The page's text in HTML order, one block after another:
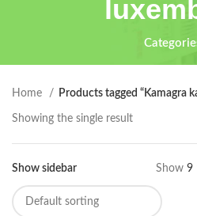
Home Products tagged “Kamagra
Showing the single result
Show sidebar Show 9